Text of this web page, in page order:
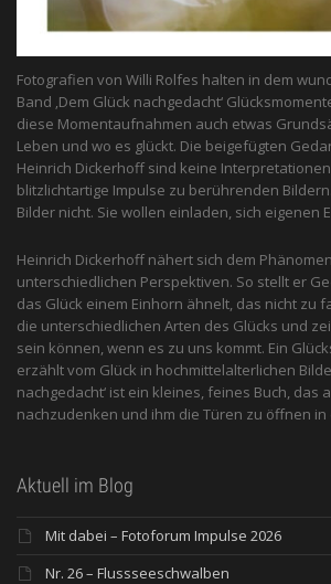
Fotografien von Willi Rolfes halten in dem
Band ‚Dem Glück nachgedacht‘
diese Momentaufnahmen auch etwas
Leben und wo es glückt. Die beigefügten
Heinrich Dickerhoff sind keine
blitzlichtartige Impulse zu berührenden
Bilder nicht. Sie wollen einladen, sich eigenen
Heinrich Dickerhoff nähert sich dem
unterschiedlichen Perspektiven. So stellt er
das Glück einem Einhorn ähnelt, das nicht zu
die unterschiedlichen Arten des Glücks und
sein können, wenn es zu uns kommt. Ein
erzählt vom Glück in hochmittelalterlichen
nachgedacht‘ ist ein kleines, feines Buch, das
nachzudenken und ihm die Türen zu öffnen in
Aktuell im Blog
Mit dabei – Fotoforum Impulse 2026
Nr. 26 – Flussseeschwalben